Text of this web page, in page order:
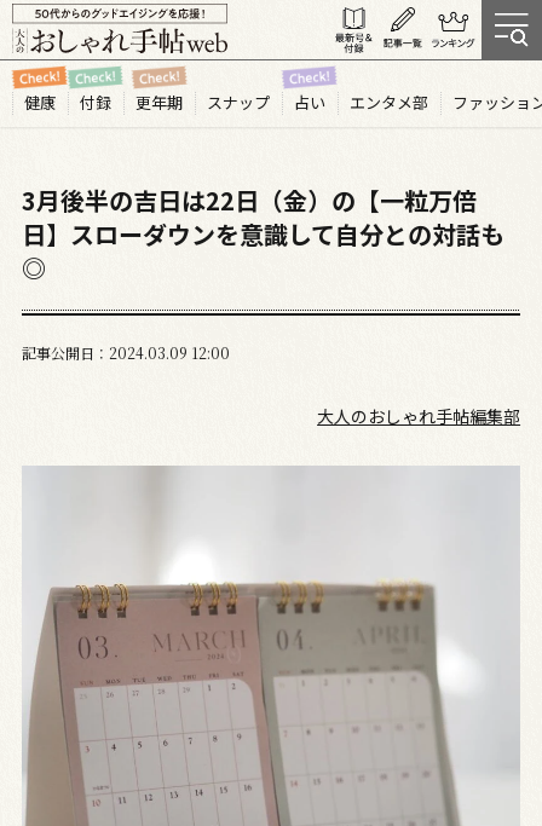
健康 付録 更年期 スナップ 占い エンタメ部 ファッショ
3月後半の吉日は22日（金）の【一粒万倍
日】スローダウンを意識して自分との対話も
◎
記事公開日 2024.03 09 12:00
大人のおしゃれ手帖編集部